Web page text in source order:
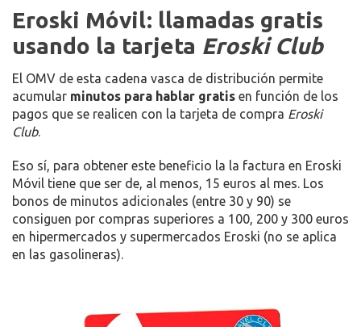
Eroski Móvil: llamadas gratis
usando la tarjeta Eroski Club
El OMV de esta cadena vasca de distribución permite
acumular minutos para hablar gratis en función de los
pagos que se realicen con la tarjeta de compra Eroski
Club.
Eso sí, para obtener este beneficio la la factura en Eroski
Móvil tiene que ser de, al menos, 15 euros al mes. Los
bonos de minutos adicionales (entre 30 y 90) se
consiguen por compras superiores a 100, 200 y 300 euros
en hipermercados y supermercados Eroski (no se aplica
en las gasolineras).